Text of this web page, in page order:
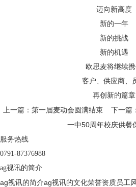
迈向新高度
新的一年
新的挑战
新的机遇
欧思麦将继续
客户、供应商、
再创新的篇章
上一篇：第一届麦动会圆满结束
下一篇
一中50周年校庆供餐
服务热线
0791-87376988
ag视讯的简介
ag视讯的简介ag视讯的文化荣誉资质员工